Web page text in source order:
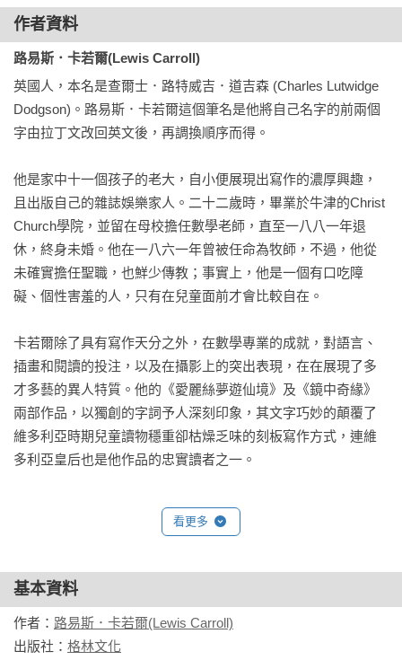
★美國亞馬遜網路書店：人生必讀的100本書之一
★《大英百科全書》：「卡洛爾透過這一作品，把魔幻荒誕小
說的藝術推向了頂峰。」
★英國維多利亞女王、王爾德、披頭四最愛的經典童書
本書特色 ：
✦　國際繪本大師安東尼布朗，以超現實畫風詮釋世界經典兒童
文學，讓天馬行空的想像躍然紙上！
✦　榮獲「中小學生優良課外讀物推介」、「好書大家讀年度最
佳少年讀物獎」等國內獎項肯定！橋梁書的最佳選擇。
✦　奇異豐富的水彩畫運筆自如，經典大開本讓讀者專注探索圖
文旨趣，一次擁有經典文學與精美圖畫。
獨一無二的閱讀經驗。
◆適讀年齡：7-9歲，10-12歲兒童讀者，有附注音！
媒體推薦：
★「安東尼布朗色彩豐富的插畫，昇華了愛麗絲身處的超現實
★「耀眼奪目，獨樹一格。」──英國《書商》雜誌（The
原作。」──《愛爾蘭時報》（The Irish Times）
獎」和「最佳藝術指導獎」。
這部魅力十足的作品，令孩子百讀不厭、愛不釋手，書中
多樣的文學隱喻與表現手法，至今仍吸引大量學者投入相關研
究。例如，無所不在的飲食場景，代表愛麗絲無窮的好奇欲；
傳記作家卡彭特（Humphrey Carpenter）更指出書裡充滿「無
與虛無主義的影子；故事開頭「掉進兔子洞」的場景，更已成
為家喻戶曉的典故，用來比喻進入一個未知、陌生又新奇的世
界。而饒富趣味的雙關語，讓正在探索世界的孩子加倍好奇、
讓長大後的成人會心一笑。
回顧《愛麗絲夢遊仙境》問世以來，全球已有上百種插畫
（Iassen Ghiuselev）、米利森特索威比（Millicent
Sowerby）、亞瑟拉克姆（Arthur Rackham）等，就連超現實
主義大師達利（Salvador Dali）也曾為它繪製獨一無二的怪奇風
格。然而經典中的經典，仍是初版當年約翰坦尼爾爵士（Sir
John Tenniel）所繪製的版本。坦尼爾一生創作上千幅政治漫畫
與插圖作品，但為《愛麗絲夢遊仙境》與續集《愛麗絲鏡中奇
境。重新詮釋經典作品的挑戰難度，在於如何保留既有作品的
神韻，同時又能畫出自己的特色。身為「國際安徒生大獎」和
「英國凱特格林威大獎」雙料得主，安東尼布朗無疑是全球繪
本的票房保證，然而同樣的挑戰也考驗著他。
作者資料
路易斯．卡若爾(Lewis Carroll)
英國人，本名是查爾士．路特威吉．道吉森 (Charles Lutwidge
Dodgson)。路易斯．卡若爾這個筆名是他將自己名字的前兩個
字由拉丁文改回英文後，再調換順序而得。
他是家中十一個孩子的老大，自小便展現出寫作的濃厚興趣，
且出版自己的雜誌娛樂家人。二十二歲時，畢業於牛津的Christ
Church學院，並留在母校擔任數學老師，直至一八八一年退
休，終身未婚。他在一八六一年曾被任命為牧師，不過，他從
未確實擔任聖職，也鮮少傳教；事實上，他是一個有口吃障
礙、個性害羞的人，只有在兒童面前才會比較自在。
卡若爾除了具有寫作天分之外，在數學專業的成就，對語言、
插畫和閱讀的投注，以及在攝影上的突出表現，在在展現了多
才多藝的異人特質。他的《愛麗絲夢遊仙境》及《鏡中奇緣》
兩部作品，以獨創的字詞予人深刻印象，其文字巧妙的顛覆了
維多利亞時期兒童讀物穩重卻枯燥乏味的刻板寫作方式，連維
多利亞皇后也是他作品的忠實讀者之一。
看更多
基本資料
作者： 路易斯．卡若爾(Lewis Carroll)
出版社： 格林文化